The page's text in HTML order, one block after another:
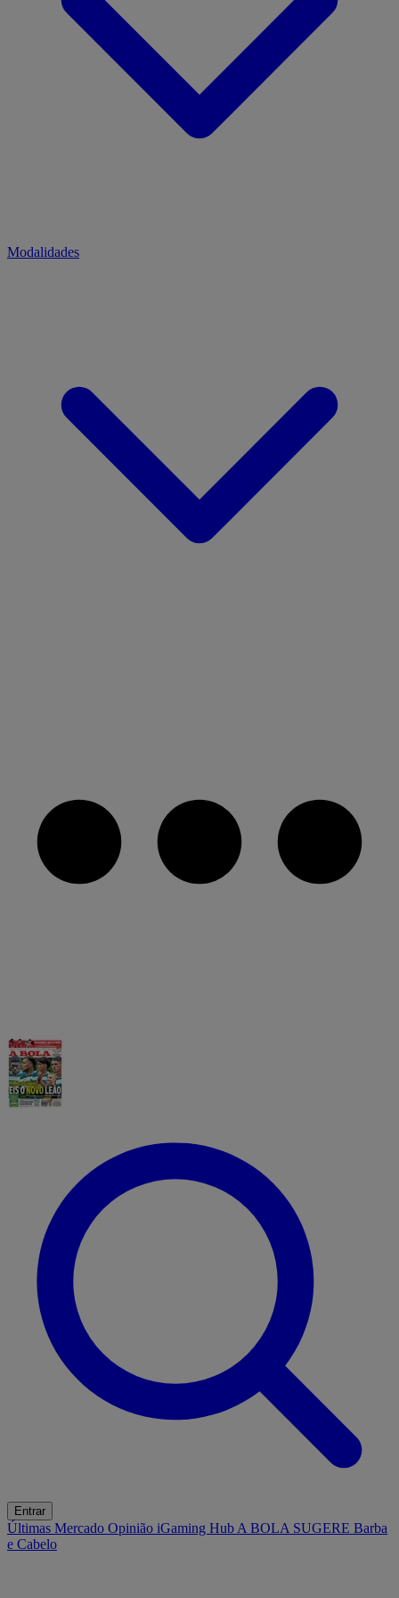
Modalidades
Entrar
Últimas Mercado Opinião iGaming Hub A BOLA SUGERE Barba
e Cabelo